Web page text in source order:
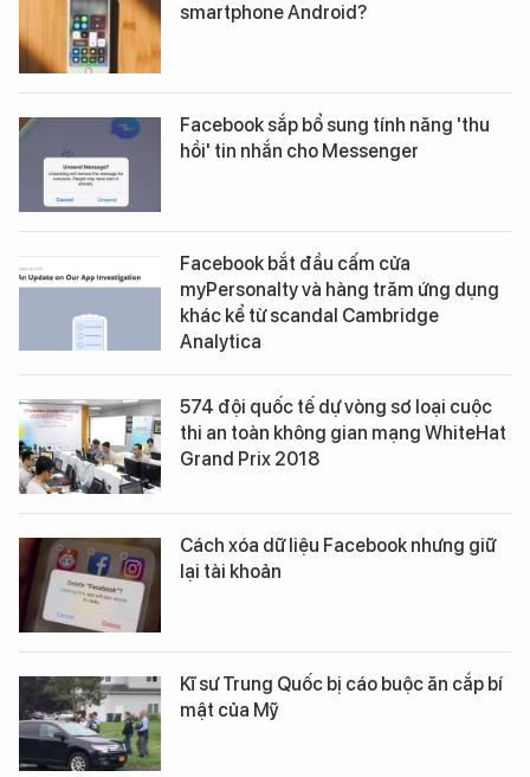
smartphone Android?
Facebook sắp bổ sung tính năng 'thu
hồi' tin nhắn cho Messenger
Facebook bắt đầu cấm cửa
myPersonalty và hàng trăm ứng dụng
khác kể từ scandal Cambridge
Analytica
574 đội quốc tế dự vòng sơ loại cuộc
thi an toàn không gian mạng WhiteHat
Grand Prix 2018
Cách xóa dữ liệu Facebook nhưng giữ
lại tài khoản
Kĩ sư Trung Quốc bị cáo buộc ăn cắp bí
mật của Mỹ